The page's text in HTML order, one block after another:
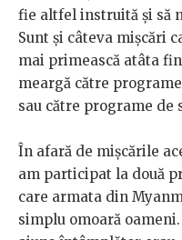
fie altfel instruită și să
Sunt și câteva mișcări
mai primească atâta
meargă către
sau către programe de
În afară de mișcările
am participat la două
care armata din
simplu omoară